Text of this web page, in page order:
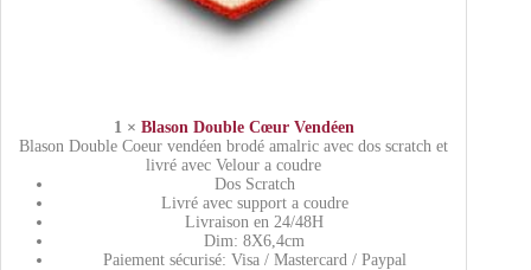
1 × Blason Double Cœur Vendéen
Blason Double Coeur vendéen brodé amalric avec dos scratch et
livré avec Velour a coudre
Dos Scratch
Livré avec support a coudre
Livraison en 24/48H
Dim: 8X6,4cm
Paiement sécurisé: Visa / Mastercard / Paypal